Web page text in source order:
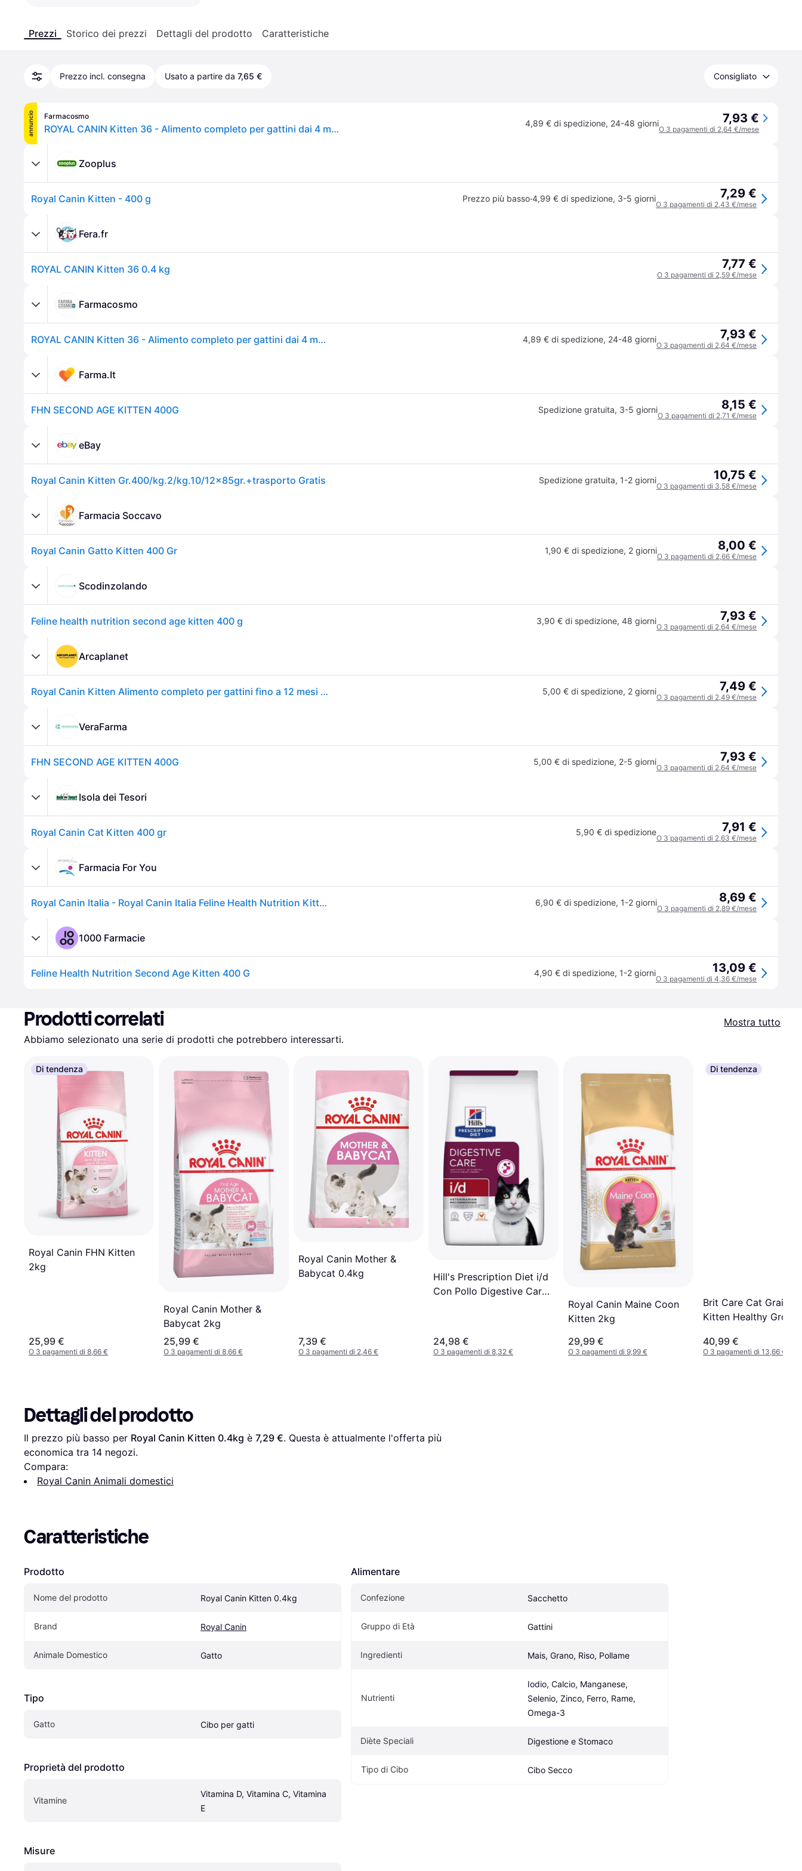
Prezzi Storico dei prezzi Dettagli del prodotto Caratteristiche
Prezzo incl. consegna Usato a partire da 7,65 € Consigliato
annuncio Farmacosmo
ROYAL CANIN Kitten 36 - Alimento completo per gattini dai 4 mesi al primo anno di vita 400 gr 4,89 € di spedizione, 24-48 giorni 7,93 €
O 3 pagamenti di 2,64 €/mese
Zooplus
Royal Canin Kitten - 400 g Prezzo più basso·4,99 € di spedizione, 3-5 giorni 7,29 €
O 3 pagamenti di 2,43 €/mese
Fera.fr
ROYAL CANIN Kitten 36 0.4 kg 7,77 €
O 3 pagamenti di 2,59 €/mese
Farmacosmo
ROYAL CANIN Kitten 36 - Alimento completo per gattini dai 4 mesi al primo anno di vita 400 gr 4,89 € di spedizione, 24-48 giorni 7,93 €
O 3 pagamenti di 2,64 €/mese
Farma.It
FHN SECOND AGE KITTEN 400G Spedizione gratuita, 3-5 giorni 8,15 €
O 3 pagamenti di 2,71 €/mese
eBay
Royal Canin Kitten Gr.400/kg.2/kg.10/12x85gr.+trasporto Gratis Spedizione gratuita, 1-2 giorni 10,75 €
O 3 pagamenti di 3,58 €/mese
Farmacia Soccavo
Royal Canin Gatto Kitten 400 Gr 1,90 € di spedizione, 2 giorni 8,00 €
O 3 pagamenti di 2,66 €/mese
Scodinzolando
Feline health nutrition second age kitten 400 g 3,90 € di spedizione, 48 giorni 7,93 €
O 3 pagamenti di 2,64 €/mese
Arcaplanet
Royal Canin Kitten Alimento completo per gattini fino a 12 mesi di età 400G 5,00 € di spedizione, 2 giorni 7,49 €
O 3 pagamenti di 2,49 €/mese
VeraFarma
FHN SECOND AGE KITTEN 400G 5,00 € di spedizione, 2-5 giorni 7,93 €
O 3 pagamenti di 2,64 €/mese
Isola dei Tesori
Royal Canin Cat Kitten 400 gr 5,90 € di spedizione 7,91 €
O 3 pagamenti di 2,63 €/mese
Farmacia For You
Royal Canin Italia - Royal Canin Italia Feline Health Nutrition Kitten 36 400 G 6,90 € di spedizione, 1-2 giorni 8,69 €
O 3 pagamenti di 2,89 €/mese
1000 Farmacie
Feline Health Nutrition Second Age Kitten 400 G 4,90 € di spedizione, 1-2 giorni 13,09 €
O 3 pagamenti di 4,36 €/mese
Prodotti correlati
Mostra tutto
Abbiamo selezionato una serie di prodotti che potrebbero interessarti.
Di tendenza
Royal Canin FHN Kitten
2kg
25,99 €
O 3 pagamenti di 8,66 €
Royal Canin Mother &
Babycat 2kg
25,99 €
O 3 pagamenti di 8,66 €
Royal Canin Mother &
Babycat 0.4kg
7,39 €
O 3 pagamenti di 2,46 €
Hill's Prescription Diet i/d
Con Pollo Digestive Care
24,98 €
O 3 pagamenti di 8,32 €
Royal Canin Maine Coon
Kitten 2kg
29,99 €
O 3 pagamenti di 9,99 €
Di tendenza
Brit Care Cat Grain-
Kitten Healthy
40,99 €
O 3 pagamenti di 13,66 €
Dettagli del prodotto
Il prezzo più basso per Royal Canin Kitten 0.4kg è 7,29 €. Questa è attualmente l'offerta più
economica tra 14 negozi.
Compara:
Royal Canin Animali domestici
Caratteristiche
Prodotto
Nome del prodotto Royal Canin Kitten 0.4kg
Brand Royal Canin
Animale Domestico Gatto
Tipo
Gatto Cibo per gatti
Proprietà del prodotto
Vitamine
Vitamina D, Vitamina C, Vitamina
E
Misure
Alimentare
Confezione Sacchetto
Gruppo di Età Gattini
Ingredienti Mais, Grano, Riso, Pollame
Nutrienti
Iodio, Calcio, Manganese,
Selenio, Zinco, Ferro, Rame,
Omega-3
Diète Speciali Digestione e Stomaco
Tipo di Cibo Cibo Secco